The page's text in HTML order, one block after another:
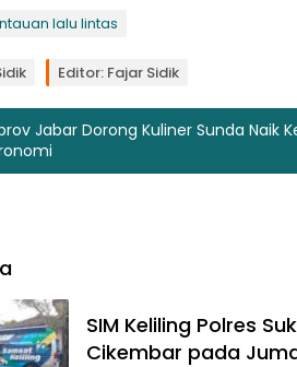
lalu lintas
Editor: Fajar Sidik
Jabar Dorong Kuliner Sunda Naik
SIM Keliling Polres
Cikembar pada